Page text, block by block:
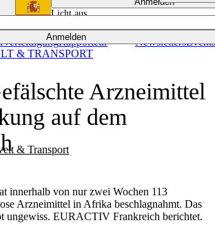
Anmelden
& Transport
VerteidigungRapporteur NewslettersEvents
Licht aus
Arzneimittel
auf dem
innerhalb von nur zwei Wochen 113
Arzneimittel in Afrika beschlagnahmt. Das
ungewiss. EURACTIV Frankreich berichtet.
& TRANSPORT